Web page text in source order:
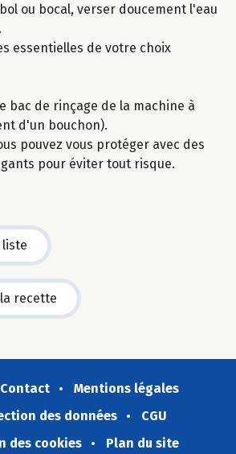
ou bocal, verser doucement l'eau
essentielles de votre choix
bac de rinçage de la machine à
d'un bouchon).
pouvez vous protéger avec des
pour éviter tout risque.
liste
recette
Contact
Mentions légales
des données
CGU
des cookies
Plan du site